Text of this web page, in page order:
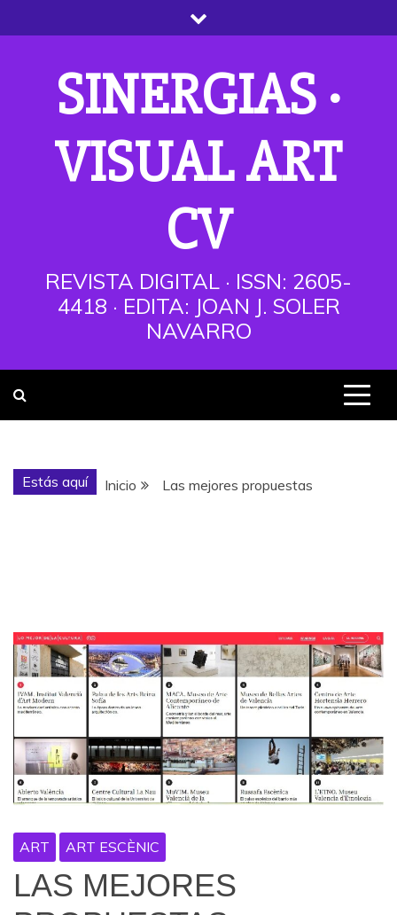
al
SINERGIAS ·
VISUAL ART
CV
REVISTA DIGITAL · ISSN: 2605-
4418 · EDITA: JOAN J. SOLER
NAVARRO
Estás aquí Inicio Las mejores propuestas
ART ART ESCÈNIC
LAS MEJORES